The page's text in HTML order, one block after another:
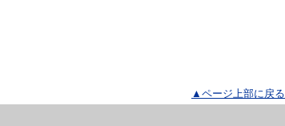
▲ページ上部に戻る